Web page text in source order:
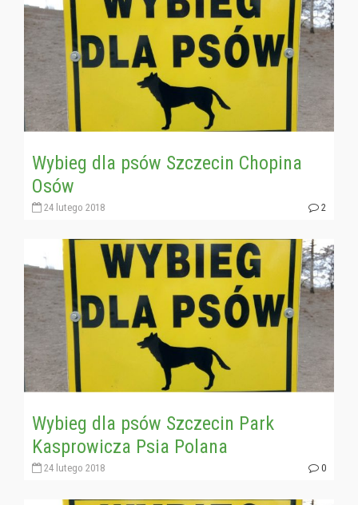
Wybieg dla psów Szczecin Chopina
Osów
24 lutego 2018 2
Wybieg dla psów Szczecin Park
Kasprowicza Psia Polana
24 lutego 2018 0